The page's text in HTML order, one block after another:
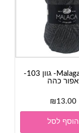
מלגה- Malaga- גוון 103-
אפור כהה
₪13.00
הוסף לסל